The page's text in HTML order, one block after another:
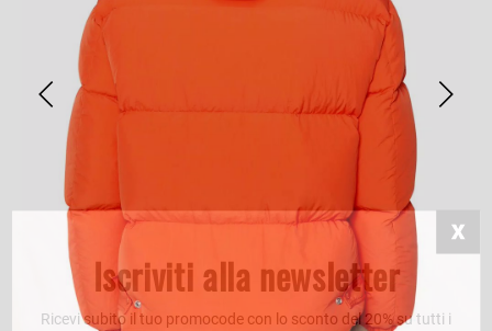
Iscriviti alla newsletter
Ricevi subito il tuo promocode con lo sconto del 20% su tutti i